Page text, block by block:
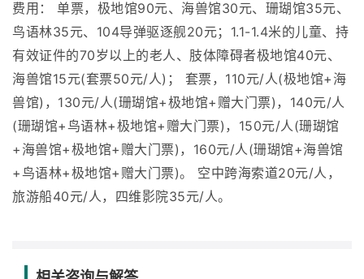
费用： 单票，极地馆90元、海兽馆30元、珊瑚馆35元、
鸟语林35元、104导弹驱逐舰20元；1.1-1.4米的儿童、持
有效证件的70岁以上的老人、肢体障碍者极地馆40元、
海兽馆15元(套票50元/人)； 套票，110元/人(极地馆+海
兽馆)，130元/人(珊瑚馆+极地馆+赠大门票)，140元/人
(珊瑚馆+鸟语林+极地馆+赠大门票)，150元/人(珊瑚馆
+海兽馆+极地馆+赠大门票)，160元/人(珊瑚馆+海兽馆
+鸟语林+极地馆+赠大门票)。 空中跨海索道20元/人，
旅游船40元/人，四维影院35元/人。